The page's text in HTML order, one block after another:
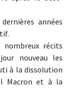
années
récits
nouveau les
à la dissolution
Macron et à la